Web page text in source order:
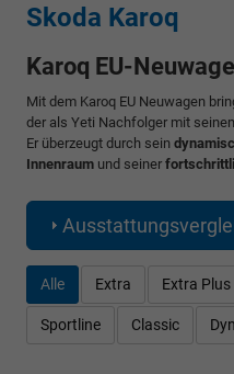
Skoda Karoq
Karoq EU-
Mit dem Karoq EU Neuwagen
der als Yeti Nachfolger mit
Er überzeugt durch sein
Innenraum und seiner
Alle Extra Extra Plus
Sportline Classic